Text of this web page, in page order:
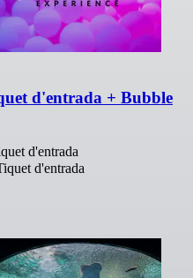
d'entrada + Bubble
d'entrada
d'entrada